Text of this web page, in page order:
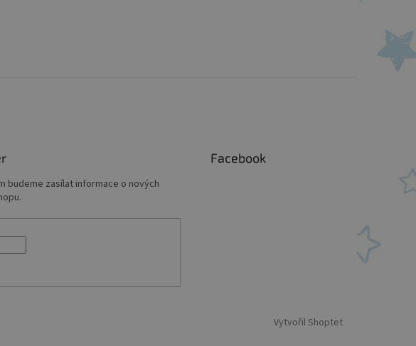
budeme zasílat informace o nových
Facebook
Vytvořil Shoptet